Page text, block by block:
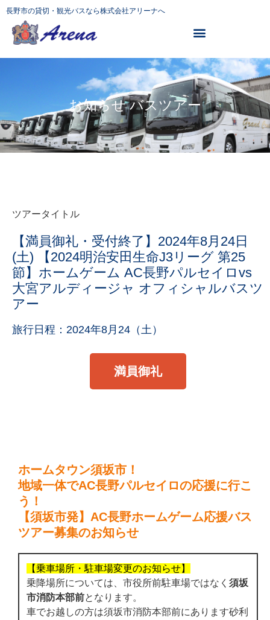
長野市の貸切・観光バスなら株式会社アリーナへ
お知らせ バスツアー
ツアータイトル
【満員御礼・受付終了】2024年8月24日
(土) 【2024明治安田生命J3リーグ 第25
節】ホームゲーム AC長野パルセイロvs
大宮アルディージャ オフィシャルバスツ
アー
旅行日程：2024年8月24（土）
満員御礼
ホームタウン須坂市！
地域一体でAC長野パルセイロの応援に行こ
う！
【須坂市発】AC長野ホームゲーム応援バス
ツアー募集のお知らせ
【乗車場所・駐車場変更のお知らせ】
乗降場所については、市役所前駐車場ではなく 須坂
市消防本部前となります。
車でお越しの方は須坂市消防本部前にあります砂利